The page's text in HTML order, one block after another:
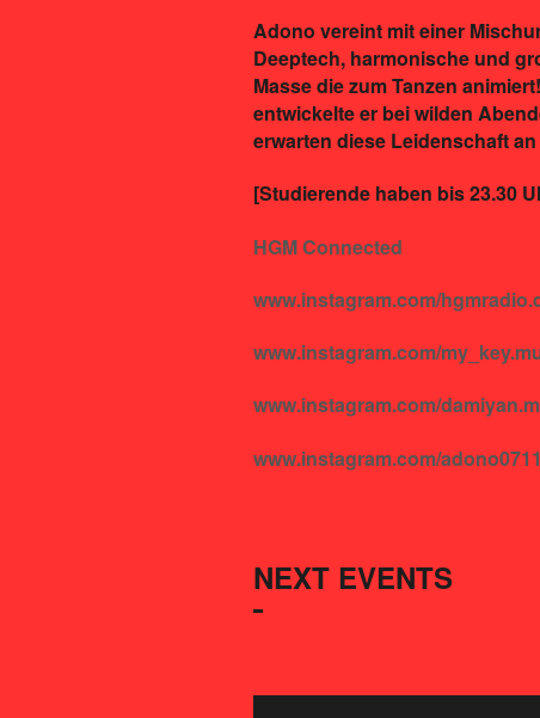
Adono vereint mit einer
Deeptech, harmonische und
Masse die zum Tanzen
entwickelte er bei wilden
erwarten diese Leidenschaft
[Studierende haben bis 23.30
HGM Connected
www.instagram.com/
www.instagram.com/
www.instagram.com/
www.instagram.com/adono0711
NEXT EVENTS